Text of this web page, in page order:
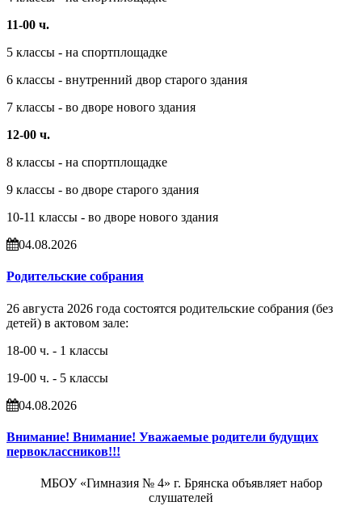
11-00 ч.
5 классы - на спортплощадке
6 классы - внутренний двор старого здания
7 классы - во дворе нового здания
12-00 ч.
8 классы - на спортплощадке
9 классы - во дворе старого здания
10-11 классы - во дворе нового здания
04.08.2026
Родительские собрания
26 августа 2026 года состоятся родительские собрания (без
детей) в актовом зале:
18-00 ч. - 1 классы
19-00 ч. - 5 классы
04.08.2026
Внимание! Внимание! Уважаемые родители будущих
первоклассников!!!
МБОУ «Гимназия № 4» г. Брянска объявляет набор
слушателей